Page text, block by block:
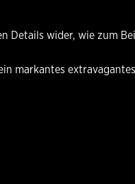
Details wider, wie zum
markantes